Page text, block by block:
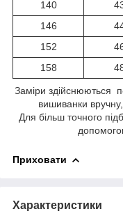
140
146
152
158
Заміри здійснюються
вишиванки
Для більш точного
Приховати
Характеристики